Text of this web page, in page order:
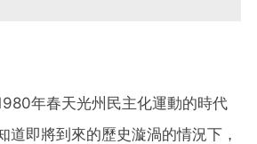
年春天光州民主化運動的時代
道即將到來的歷史漩渦的情況下，